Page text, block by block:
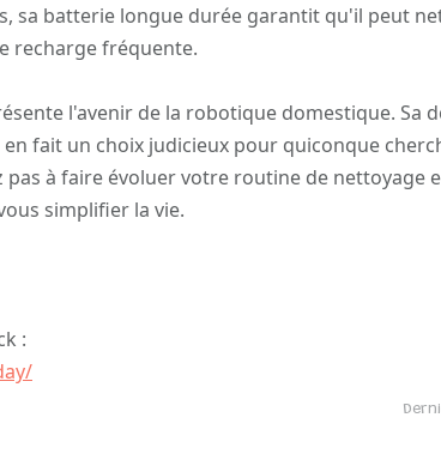
sa batterie longue durée garantit qu'il peut
recharge fréquente.
l'avenir de la robotique domestique. Sa
fait un choix judicieux pour quiconque
à faire évoluer votre routine de nettoyage
simplifier la vie.
: